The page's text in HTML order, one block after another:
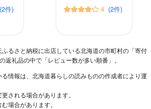
(2件) 4 (2件)
るさと納税に出店している北海道の市町村の「寄付
返礼品の中で「レビュー数が多い順番」。
情報は、北海道暮らしの読みものの作成者により運
される場合があります。
場合があります。